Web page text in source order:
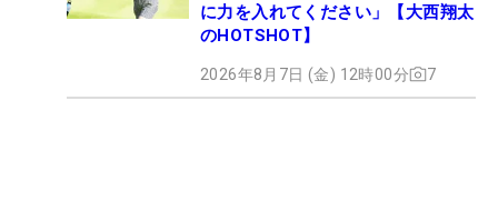
に力を入れてください」【大西翔太
のHOTSHOT】
2026年8月7日 (金) 12時00分 7